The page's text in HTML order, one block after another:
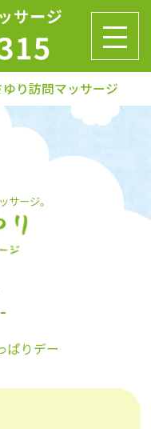
り訪問マッサージ
サージ。
ぱりデー